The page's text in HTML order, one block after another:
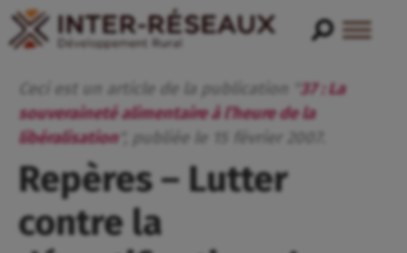
Ceci est un article de la publication "
37 : La
souveraineté alimentaire à l’heure de la
libéralisation", publiée le février
Repères – Lutter
contre la